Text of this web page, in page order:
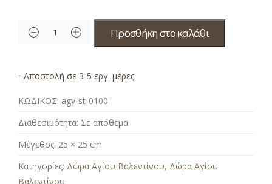
Προσθήκη στο καλάθι
- Αποστολή σε 3-5 εργ. μέρες
ΚΩΔΙΚΟΣ: agv-st-0100
Διαθεσιμότητα: Σε απόθεμα
Μέγεθος: 25 × 25 cm
Κατηγορίες: Δώρα Αγίου Βαλεντίνου, Δώρα Αγίου
Βαλεντίνου.